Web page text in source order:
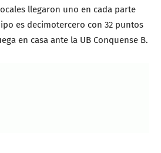
llegaron uno en cada parte
es decimotercero con 32 puntos
en casa ante la UB Conquense B.